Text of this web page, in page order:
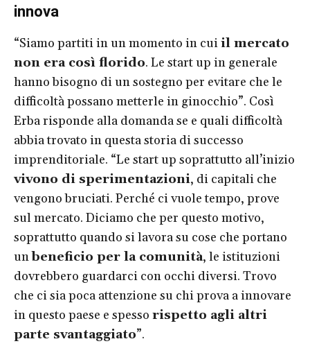
innova
“Siamo partiti in un momento in cuiil mercato
non era così florido. Le start up in generale
hanno bisogno di un sostegno per evitare che le
difficoltà possano metterle in ginocchio”. Così
Erba risponde alla domanda se e quali difficoltà
abbia trovato in questa storia di successo
imprenditoriale. “Le start up soprattutto all’inizio
vivono di sperimentazioni, di capitali che
vengono bruciati. Perché ci vuole tempo, prove
sul mercato. Diciamo che per questo motivo,
soprattutto quando si lavora su cose che portano
unbeneficio per la comunità, le istituzioni
dovrebbero guardarci con occhi diversi. Trovo
che ci sia poca attenzione su chi prova a innovare
in questo paese e spesso rispetto agli altri
parte svantaggiato”.